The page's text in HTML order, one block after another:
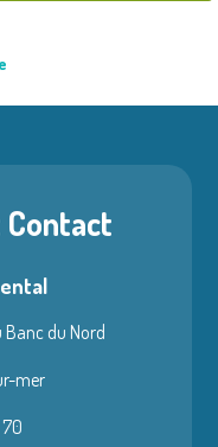
Banc du Nord
mer